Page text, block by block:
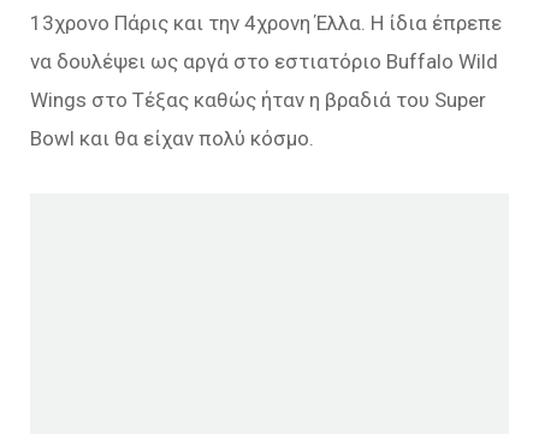
13χρονο Πάρις και την 4χρονη Έλλα. Η ίδια έπρεπε
να δουλέψει ως αργά στο εστιατόριο Buffalo Wild
Wings στο Τέξας καθώς ήταν η βραδιά του Super
Bowl και θα είχαν πολύ κόσμο.